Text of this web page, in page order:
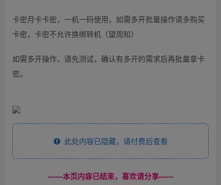
卡密月卡卡密，一机一码使用，如需多开批量操作请多购买
卡密，卡密不允许换绑转机（望周知）
如需多开操作，请先测试，确认有多开的需求后再批量拿卡
密。
此处内容已隐藏，请付费后查看
------本页内容已结束，喜欢请分享------